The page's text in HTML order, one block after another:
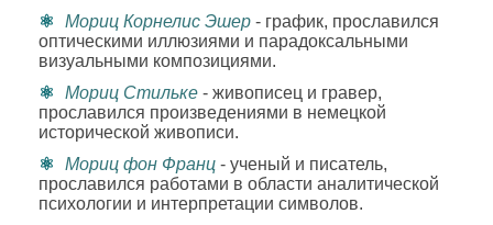
Мориц Корнелис Эшер - график, прославился
оптическими иллюзиями и парадоксальными
визуальными композициями.
Мориц Стильке - живописец и гравер,
прославился произведениями в немецкой
исторической живописи.
Мориц фон Франц - ученый и писатель,
прославился работами в области аналитической
психологии и интерпретации символов.